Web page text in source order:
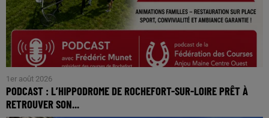
1er août 2026
PODCAST : L’HIPPODROME DE ROCHEFORT-SUR-LOIRE PRÊT À
RETROUVER SON...